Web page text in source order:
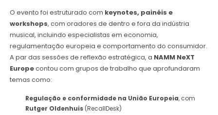
O evento foi estruturado com keynotes, painéis e
workshops, com oradores de dentro e fora da indústria
musical, incluindo especialistas em economia,
regulamentação europeia e comportamento do consumidor.
A par das sessões de reflexão estratégica, a NAMM NeXT
Europecontou com grupos de trabalho que aprofundaram
temas como:
Regulação e conformidade na União Europeia, com
Rutger Oldenhuis(RecallDesk)